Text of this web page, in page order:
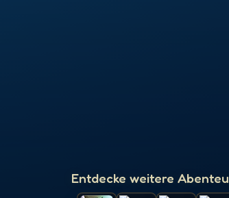
Entdecke weitere